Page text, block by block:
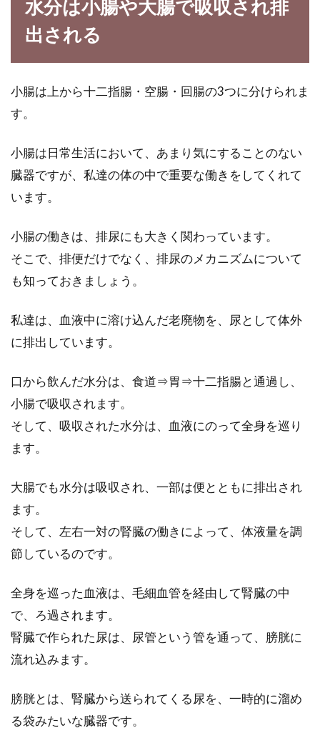
水分は小腸や大腸で吸収され排
出される
小腸は上から十二指腸・空腸・回腸の3つに分けられま
す。
小腸は日常生活において、あまり気にすることのない
臓器ですが、私達の体の中で重要な働きをしてくれて
います。
小腸の働きは、排尿にも大きく関わっています。
そこで、排便だけでなく、排尿のメカニズムについて
も知っておきましょう。
私達は、血液中に溶け込んだ老廃物を、尿として体外
に排出しています。
口から飲んだ水分は、食道⇒胃⇒十二指腸と通過し、
小腸で吸収されます。
そして、吸収された水分は、血液にのって全身を巡り
ます。
大腸でも水分は吸収され、一部は便とともに排出され
ます。
そして、左右一対の腎臓の働きによって、体液量を調
節しているのです。
全身を巡った血液は、毛細血管を経由して腎臓の中
で、ろ過されます。
腎臓で作られた尿は、尿管という管を通って、膀胱に
流れ込みます。
膀胱とは、腎臓から送られてくる尿を、一時的に溜め
る袋みたいな臓器です。